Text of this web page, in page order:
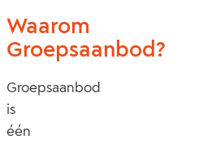
Waarom
Groepsaanbod?
Groepsaanbod
is
één